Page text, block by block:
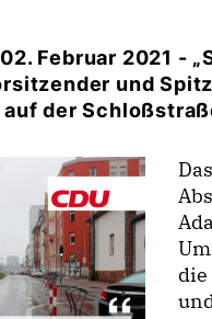
Februar 2021 -
und
der
die